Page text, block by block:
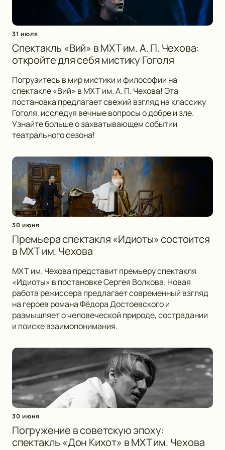
31 июля
Спектакль «Вий» в МХТ им. А. П. Чехова:
откройте для себя мистику Гоголя
Погрузитесь в мир мистики и философии на
спектакле «Вий» в МХТ им. А. П. Чехова! Эта
постановка предлагает свежий взгляд на классику
Гоголя, исследуя вечные вопросы о добре и зле.
Узнайте больше о захватывающем событии
театрального сезона!
30 июня
Премьера спектакля «Идиоты» состоится
в МХТ им. Чехова
МХТ им. Чехова представит премьеру спектакля
«Идиоты» в постановке Сергея Волкова. Новая
работа режиссера предлагает современный взгляд
на героев романа Фёдора Достоевского и
размышляет о человеческой природе, сострадании
и поиске взаимопонимания.
30 июня
Погружение в советскую эпоху:
спектакль «Дон Кихот» в МХТ им. Чехова